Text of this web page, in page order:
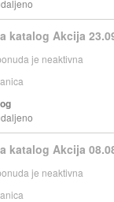
katalog Akcija
je neaktivna
katalog Akcija
je neaktivna